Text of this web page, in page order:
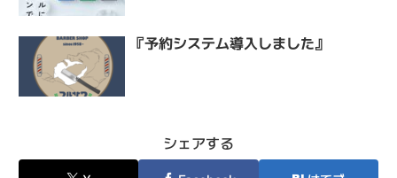
『予約システム導入しました』
シェアする